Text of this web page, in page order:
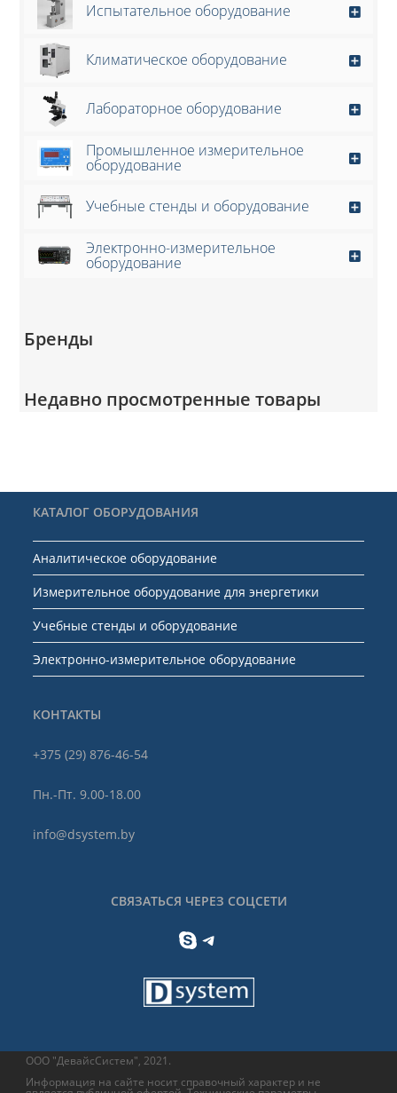
Испытательное оборудование
Климатическое оборудование
Лабораторное оборудование
Промышленное измерительное
оборудование
Учебные стенды и оборудование
Электронно-измерительное
оборудование
Бренды
Недавно просмотренные товары
КАТАЛОГ ОБОРУДОВАНИЯ
Аналитическое оборудование
Измерительное оборудование для энергетики
Учебные стенды и оборудование
Электронно-измерительное оборудование
КОНТАКТЫ
+375 (29) 876-46-54
Пн.-Пт. 9.00-18.00
info@dsystem.by
СВЯЗАТЬСЯ ЧЕРЕЗ СОЦСЕТИ
SkypeTelegram
ООО "ДевайсСистем", 2021.
Информация на сайте носит справочный характер и не